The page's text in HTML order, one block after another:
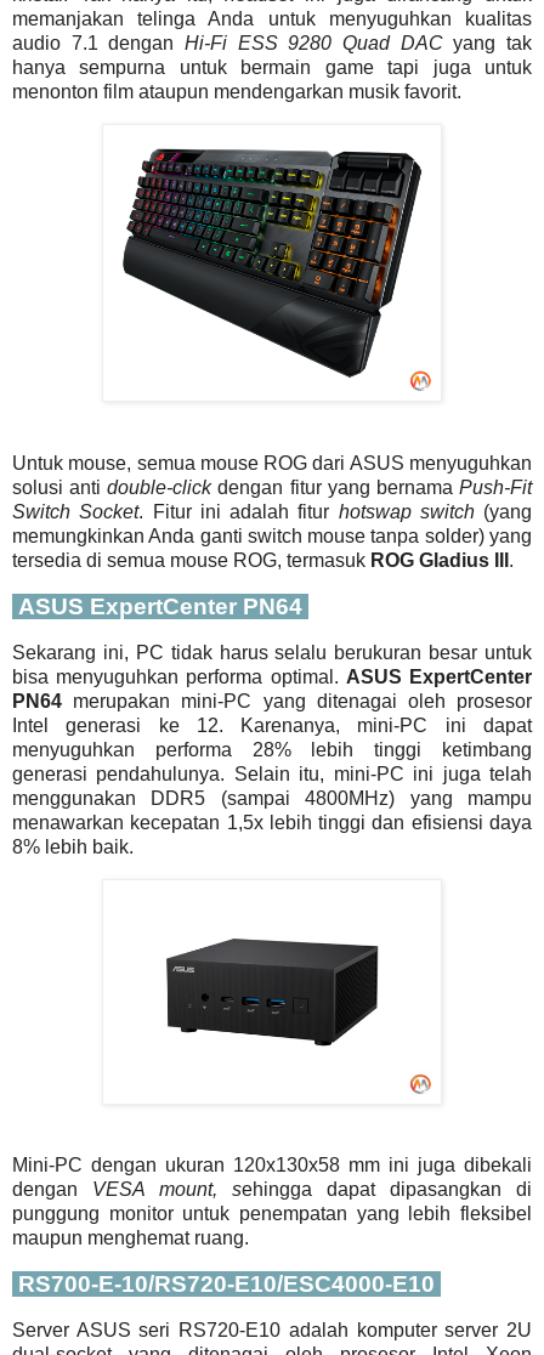
memanjakan telinga Anda untuk menyuguhkan kualitas
audio 7.1 dengan Hi-Fi ESS 9280 Quad DACyang tak
hanya sempurna untuk bermain game tapi juga untuk
menonton film ataupun mendengarkan musik favorit.
Untuk mouse, semua mouse ROG dari ASUS menyuguhkan
solusi antidouble-clickdengan fitur yang bernamaPush-Fit
Switch Socket. Fitur ini adalah fitur hotswap switch(yang
memungkinkan Anda ganti switch mouse tanpa solder) yang
tersedia di semua mouse ROG, termasuk ROG Gladius III .
ASUS ExpertCenter PN64
Sekarang ini, PC tidak harus selalu berukuran besar untuk
bisa menyuguhkan performa optimal. ASUS ExpertCenter
PN64 merupakan mini-PC yang ditenagai oleh prosesor
Intel generasi ke 12. Karenanya, mini-PC ini dapat
menyuguhkan performa 28% lebih tinggi ketimbang
generasi pendahulunya. Selain itu, mini-PC ini juga telah
menggunakan DDR5 (sampai 4800MHz) yang mampu
menawarkan kecepatan 1,5x lebih tinggi dan efisiensi daya
8% lebih baik.
Mini-PC dengan ukuran 120x130x58 mm ini juga dibekali
dengan VESA mount, sehingga dapat dipasangkan di
punggung monitor untuk penempatan yang lebih fleksibel
maupun menghemat ruang.
RS700-E-10/RS720-E10/ESC4000-E10
Server ASUS seri RS720-E10 adalah komputer server 2U